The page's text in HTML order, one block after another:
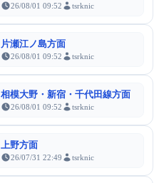
26/08/01 09:52 tsrknic
片瀬江ノ島方面
26/08/01 09:52 tsrknic
相模大野・新宿・千代田線方面
26/08/01 09:52 tsrknic
上野方面
26/07/31 22:49 tsrknic